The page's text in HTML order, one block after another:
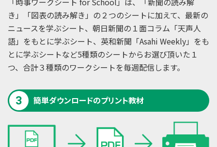
き」「図表の読み解き」の２つのシートに加えて、最新の
ニュースを学ぶシート、朝日新聞の１面コラム「天声人
語」をもとに学ぶシート、英和新聞「Asahi Weekly」をも
とに学ぶシートなど5種類のシートからお選び頂いた１
つ、合計３種類のワークシートを毎週配信します。
3 簡単ダウンロードのプリント教材